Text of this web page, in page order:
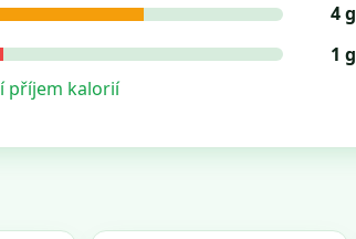
4 g
1 g
příjem kalorií